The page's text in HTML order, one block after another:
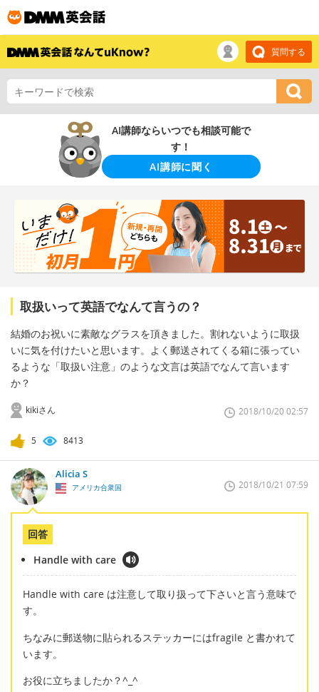
質問する
AI講師ならいつでも相談可能で
す！
AI講師に聞く
取扱いって英語でなんて言うの？
結婚のお祝いに素敵なグラスを頂きました。割れないように取扱
いに気を付けたいと思います。よく郵送されてくる箱に張ってい
るような「取扱い注意」のような文言は英語でなんて言います
か？
kikiさん 2018/10/20 02:57
5 8413
Alicia S
アメリカ合衆国 2018/10/21 07:59
回答
Handle with care
Handle with care は注意して取り扱って下さいと言う意味で
す。
ちなみに郵送物に貼られるステッカーにはfragile と書かれて
います。
お役に立ちましたか？^_^